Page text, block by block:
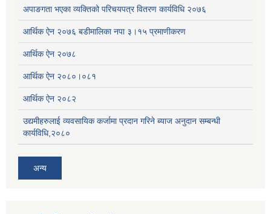
अपाङगता भएका व्यक्तिको परिचयपत्र वितरण कार्यविधि २०७६
आर्थिक ऐन २०७६ बडीमालिका नपा ३।१५ प्रमाणीकरण
आर्थिक ऐन २०७८
आर्थिक ऐन २०८०।०८१
आर्थिक ऐन २०८२
उद्यमीहरुलाई व्यवसायिक कर्जामा प्रदान गरिने ब्याज अनुदान सम्बन्धी
कार्यविधि,२०८०
अन्य